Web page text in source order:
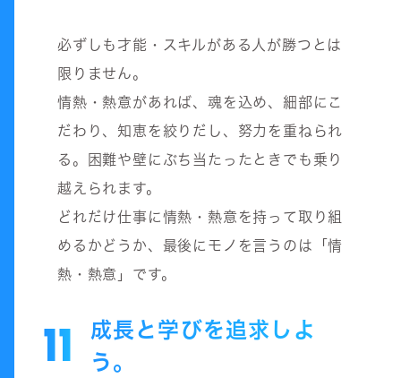
必ずしも才能・スキルがある人が勝つとは
限りません。
情熱・熱意があれば、魂を込め、細部にこ
だわり、知恵を絞りだし、努力を重ねられ
る。困難や壁にぶち当たったときでも乗り
越えられます。
どれだけ仕事に情熱・熱意を持って取り組
めるかどうか、最後にモノを言うのは「情
熱・熱意」です。
11
成長と学びを追求しよ
う。